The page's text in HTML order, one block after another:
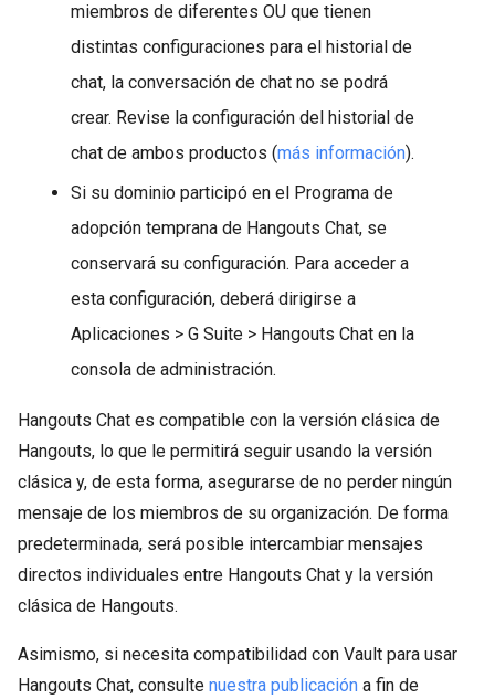
miembros de diferentes OU que tienen
distintas configuraciones para el historial de
chat, la conversación de chat no se podrá
crear. Revise la configuración del historial de
chat de ambos productos (más información).
Si su dominio participó en el Programa de
adopción temprana de Hangouts Chat, se
conservará su configuración. Para acceder a
esta configuración, deberá dirigirse a
Aplicaciones > G Suite > Hangouts Chat en la
consola de administración.
Hangouts Chat es compatible con la versión clásica de
Hangouts, lo que le permitirá seguir usando la versión
clásica y, de esta forma, asegurarse de no perder ningún
mensaje de los miembros de su organización. De forma
predeterminada, será posible intercambiar mensajes
directos individuales entre Hangouts Chat y la versión
clásica de Hangouts.
Asimismo, si necesita compatibilidad con Vault para usar
Hangouts Chat, consulte nuestra publicación a fin de